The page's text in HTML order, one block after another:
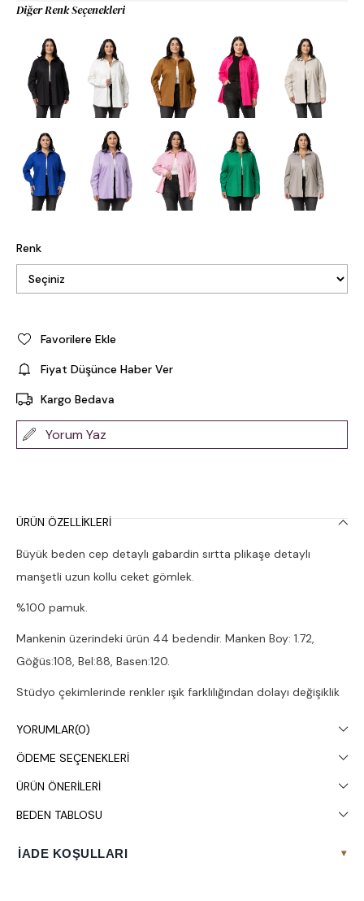
Diğer Renk Seçenekleri
Renk
Favorilere Ekle
Fiyat Düşünce Haber Ver
Kargo Bedava
Yorum Yaz
ÜRÜN ÖZELLIKLERI
Büyük beden cep detaylı gabardin sırtta plikaşe detaylı
manşetli uzun kollu ceket gömlek.
%100 pamuk.
Mankenin üzerindeki ürün 44 bedendir. Manken Boy: 1.72,
Göğüs:108, Bel:88, Basen:120.
Stüdyo çekimlerinde renkler ışık farklılığından dolayı değişiklik
YORUMLAR(0)
ÖDEME SEÇENEKLERI
ÜRÜN ÖNERILERI
BEDEN TABLOSU
İADE KOŞULLARI ▾